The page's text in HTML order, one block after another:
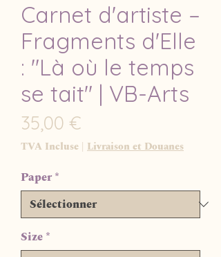
Carnet d'artiste –
Fragments d'Elle
: "Là où le temps
se tait" | VB-Arts
35,00 €
TVA Incluse | Livraison et Douanes
Paper *
Size *